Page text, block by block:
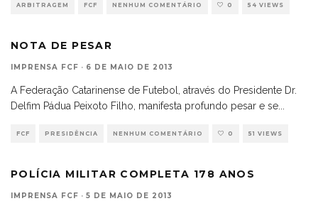
ARBITRAGEM FCF NENHUM COMENTÁRIO 0 54 VIEWS
NOTA DE PESAR
IMPRENSA FCF · 6 DE MAIO DE 2013
A Federação Catarinense de Futebol, através do Presidente Dr.
Delfim Pádua Peixoto Filho, manifesta profundo pesar e se
FCF PRESIDÊNCIA NENHUM COMENTÁRIO 0 51 VIEWS
POLÍCIA MILITAR COMPLETA 178 ANOS
IMPRENSA FCF · 5 DE MAIO DE 2013